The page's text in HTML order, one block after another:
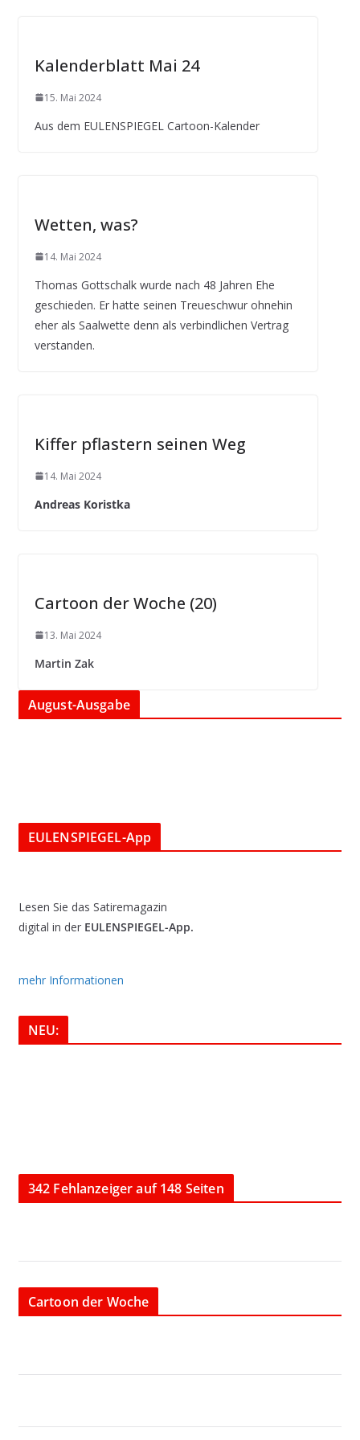
Kalenderblatt Mai 24
15. Mai 2024
Aus dem EULENSPIEGEL Cartoon-Kalender
Wetten, was?
14. Mai 2024
Thomas Gottschalk wurde nach 48 Jahren Ehe
geschieden. Er hatte seinen Treueschwur ohnehin
eher als Saalwette denn als verbindlichen Vertrag
verstanden.
Kiffer pflastern seinen Weg
14. Mai 2024
Andreas Koristka
Cartoon der Woche (20)
13. Mai 2024
Martin Zak
August-Ausgabe
EULENSPIEGEL-App
Lesen Sie das Satiremagazin
digital in der EULENSPIEGEL-App.
mehr Informationen
NEU:
342 Fehlanzeiger auf 148 Seiten
Cartoon der Woche